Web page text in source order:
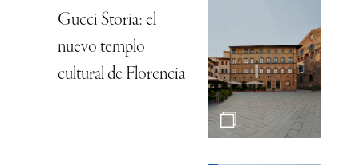
Gucci Storia: el
nuevo templo
cultural de Florencia